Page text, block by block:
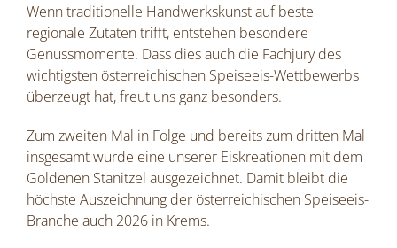
Wenn traditionelle Handwerkskunst auf beste
regionale Zutaten trifft, entstehen besondere
Genussmomente. Dass dies auch die Fachjury des
wichtigsten österreichischen Speiseeis-Wettbewerbs
überzeugt hat, freut uns ganz besonders.
Zum zweiten Mal in Folge und bereits zum dritten Mal
insgesamt wurde eine unserer Eiskreationen mit dem
Goldenen Stanitzel ausgezeichnet. Damit bleibt die
höchste Auszeichnung der österreichischen Speiseeis-
Branche auch 2026 in Krems.